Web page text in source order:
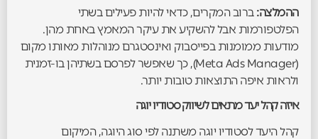
ההמלצה: ברוב המקרים, כדאי להיות פעילים בשתי
הפלטפורמות אבל להשקיע את עיקר המאמץ באחת מהן.
מודעות ממומנות בפייסבוק ואינסטגרם מנוהלות מאותו מקום
(Meta Ads Manager), כך שאפשר לפרסם בשתיהן בו-זמנית
ולראות איפה התוצאות טובות יותר.
איזה קהל יעד מתאים לשיווק סטודיו יוגה
קהל היעד לסטודיו יוגה משתנה לפי סוג היוגה, המיקום